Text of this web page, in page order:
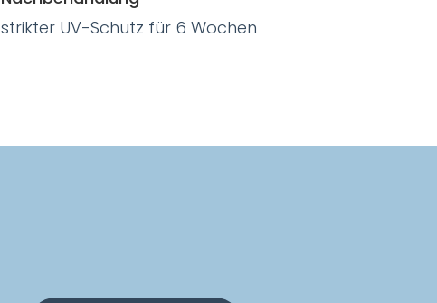
strikter UV-Schutz für 6 Wochen